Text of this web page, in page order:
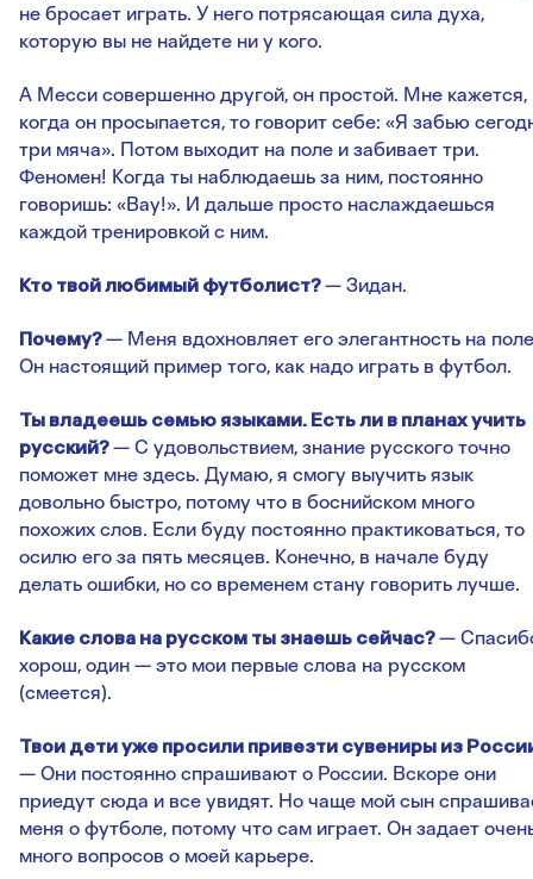
не бросает играть. У него потрясающая сила духа,
которую вы не найдете ни у кого.
А Месси совершенно другой, он простой. Мне кажется,
когда он просыпается, то говорит себе: «Я забью
три мяча». Потом выходит на поле и забивает три.
Феномен! Когда ты наблюдаешь за ним, постоянно
говоришь: «Вау!». И дальше просто наслаждаешься
каждой тренировкой с ним.
Кто твой любимый футболист?— Зидан.
Почему?— Меня вдохновляет его элегантность на
Он настоящий пример того, как надо играть в футбол.
Ты владеешь семью языками. Есть ли в планах учить
русский?— С удовольствием, знание русского точно
поможет мне здесь. Думаю, я смогу выучить язык
довольно быстро, потому что в боснийском много
похожих слов. Если буду постоянно практиковаться, то
осилю его за пять месяцев. Конечно, в начале буду
делать ошибки, но со временем стану говорить лучше.
Какие слова на русском ты знаешь сейчас?—
хорош, один — это мои первые слова на русском
(смеется).
Твои дети уже просили привезти сувениры из
— Они постоянно спрашивают о России. Вскоре они
приедут сюда и все увидят. Но чаще мой сын
меня о футболе, потому что сам играет. Он задает
много вопросов о моей карьере.